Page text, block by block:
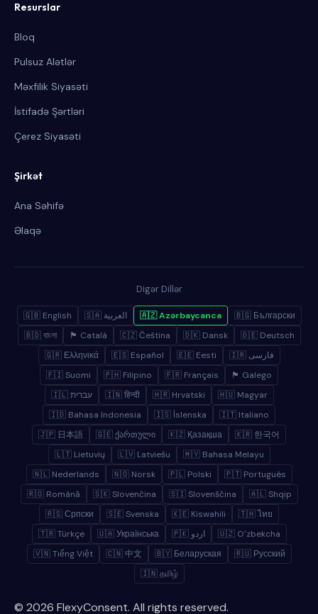
Resurslar
Bloq
Pulsuz Alətlər
Məxfilik Siyasəti
İstifadə Şərtləri
Çerez Siyasəti
Şirkət
Ana Səhifə
Əlaqə
Digər Dillər
🇬🇧 English 🇸🇦 العربية 🇦🇿 Azərbaycanca
🇧🇬 Български
🇧🇩 বাংলা
🏴 Català 🇨🇿 Čeština 🇩🇰 Dansk
🇩🇪 Deutsch
🇬🇷 Ελληνικά
🇪🇸 Español 🇪🇪 Eesti
🇮🇷 فارسی
🇫🇮 Suomi
🇵🇭 Filipino 🇫🇷 Français
🏴 Galego
🇮🇱 עברית
🇮🇳 हिन्दी 🇭🇷 Hrvatski
🇭🇺 Magyar
🇮🇩 Bahasa Indonesia
🇮🇸 Íslenska
🇮🇹 Italiano
🇯🇵 日本語
🇬🇪 ქართული 🇰🇿 Қазақша
🇰🇷 한국어
🇱🇹 Lietuvių
🇱🇻 Latviešu
🇲🇾 Bahasa Melayu
🇳🇱 Nederlands
🇳🇴 Norsk 🇵🇱 Polski
🇵🇹 Português
🇷🇴 Română
🇸🇰 Slovenčina 🇸🇮 Slovenščina
🇦🇱 Shqip
🇷🇸 Српски
🇸🇪 Svenska 🇰🇪 Kiswahili
🇹🇭 ไทย
🇹🇷 Türkçe
🇺🇦 Українська 🇵🇰 اردو
🇺🇿 Oʻzbekcha
🇻🇳 Tiếng Việt
🇨🇳 中文 🇧🇾 Беларуская
🇷🇺 Русский
🇮🇳 தமிழ்
© 2026 FlexyConsent. All rights reserved.